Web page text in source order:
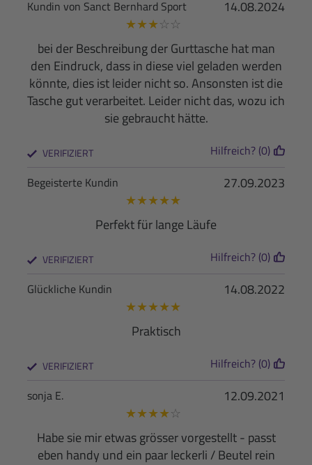
14.08.2024
Kundin von Sanct Bernhard Sport
★★★☆☆
bei der Beschreibung der Gurttasche hat man
den Eindruck, dass in diese viel geladen werden
könnte, dies ist leider nicht so. Ansonsten ist die
Tasche gut verarbeitet. Leider nicht das, wozu ich
sie gebraucht hätte.
VERIFIZIERT Hilfreich? (0)
27.09.2023
Begeisterte Kundin
★★★★★
Perfekt für lange Läufe
VERIFIZIERT Hilfreich? (0)
14.08.2022
Glückliche Kundin
★★★★★
Praktisch
VERIFIZIERT Hilfreich? (0)
12.09.2021
sonja E.
★★★★☆
Habe sie mir etwas grösser vorgestellt - passt
eben handy und ein paar leckerli / Beutel rein